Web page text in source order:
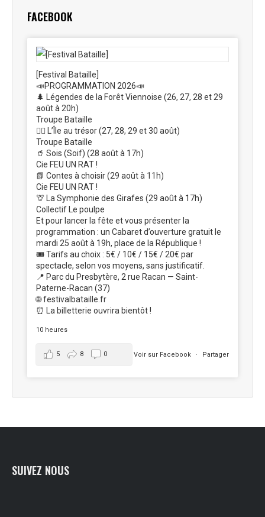
FACEBOOK
[Festival Bataille]
📣PROGRAMMATION 2026📣
🌲 Légendes de la Forêt Viennoise (26, 27, 28 et 29
août à 20h)
Troupe Bataille
🏴‍☠️ L’Île au trésor (27, 28, 29 et 30 août)
Troupe Bataille
🥤 Sois (Soif) (28 août à 17h)
Cie FEU UN RAT !
📗 Contes à choisir (29 août à 11h)
Cie FEU UN RAT !
🦒 La Symphonie des Girafes (29 août à 17h)
Collectif Le poulpe
Et pour lancer la fête et vous présenter la
programmation : un Cabaret d’ouverture gratuit le
mardi 25 août à 19h, place de la République !
🎟️ Tarifs au choix : 5€ / 10€ / 15€ / 20€ par
spectacle, selon vos moyens, sans justificatif.
📍 Parc du Presbytère, 2 rue Racan — Saint-
Paterne-Racan (37)
🌐 festivalbataille.fr
⏰ La billetterie ouvrira bientôt !
10 heures
Voir sur Facebook · Partager
5 8 0
SUIVEZ NOUS